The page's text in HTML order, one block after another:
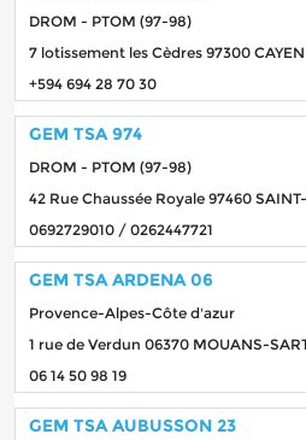
DROM - PTOM (97-98)
7 lotissement les Cèdres 97300
+594 694 28 70 30
GEM TSA 974
DROM - PTOM (97-98)
42 Rue Chaussée Royale 97460
0692729010 / 0262447721
GEM TSA ARDENA 06
Provence-Alpes-Côte d'azur
1 rue de Verdun 06370 MOUANS-
06 14 50 98 19
GEM TSA AUBUSSON 23